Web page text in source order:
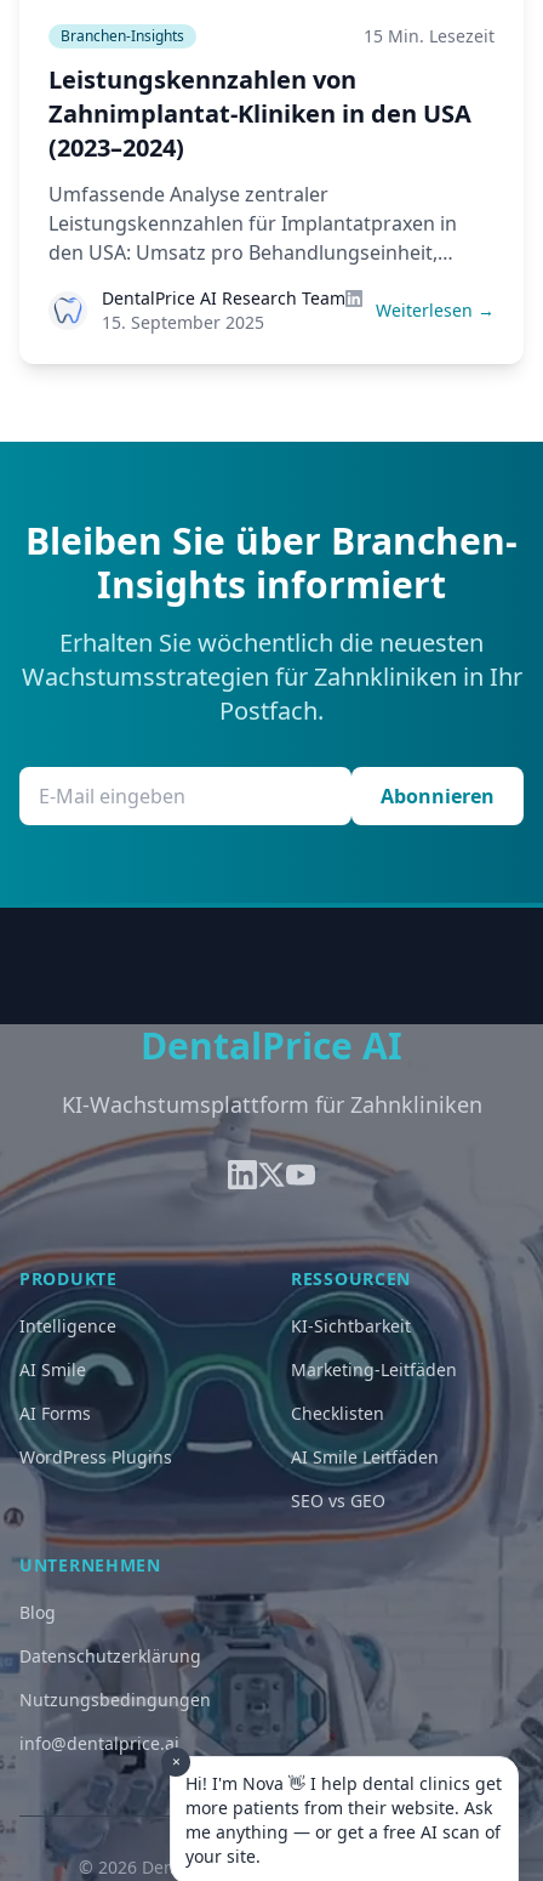
Branchen-Insights 15 Min. Lesezeit
Leistungskennzahlen von
Zahnimplantat-Kliniken in den USA
(2023–2024)
Umfassende Analyse zentraler
Leistungskennzahlen für Implantatpraxen in
den USA: Umsatz pro Behandlungseinheit,
Effizienzstrategien in Einzelpraxen,
Gruppenpraxen und DSO-Netzwerken.
DentalPrice AI Research Team
15. September 2025
Weiterlesen →
Bleiben Sie über Branchen-
Insights informiert
Erhalten Sie wöchentlich die neuesten
Wachstumsstrategien für Zahnkliniken in Ihr
Postfach.
Abonnieren
DentalPrice AI
KI-Wachstumsplattform für Zahnkliniken
PRODUKTE
Intelligence
AI Smile
AI Forms
WordPress Plugins
RESSOURCEN
KI-Sichtbarkeit
Marketing-Leitfäden
Checklisten
AI Smile Leitfäden
SEO vs GEO
UNTERNEHMEN
Blog
Datenschutzerklärung
Nutzungsbedingungen
info@dentalprice.ai
© 2026 DentalPrice AI. Alle Rechte vorbehalten.
×
Hi! I'm Nova 👋 I help dental clinics get
more patients from their website. Ask
me anything — or get a free AI scan of
your site.